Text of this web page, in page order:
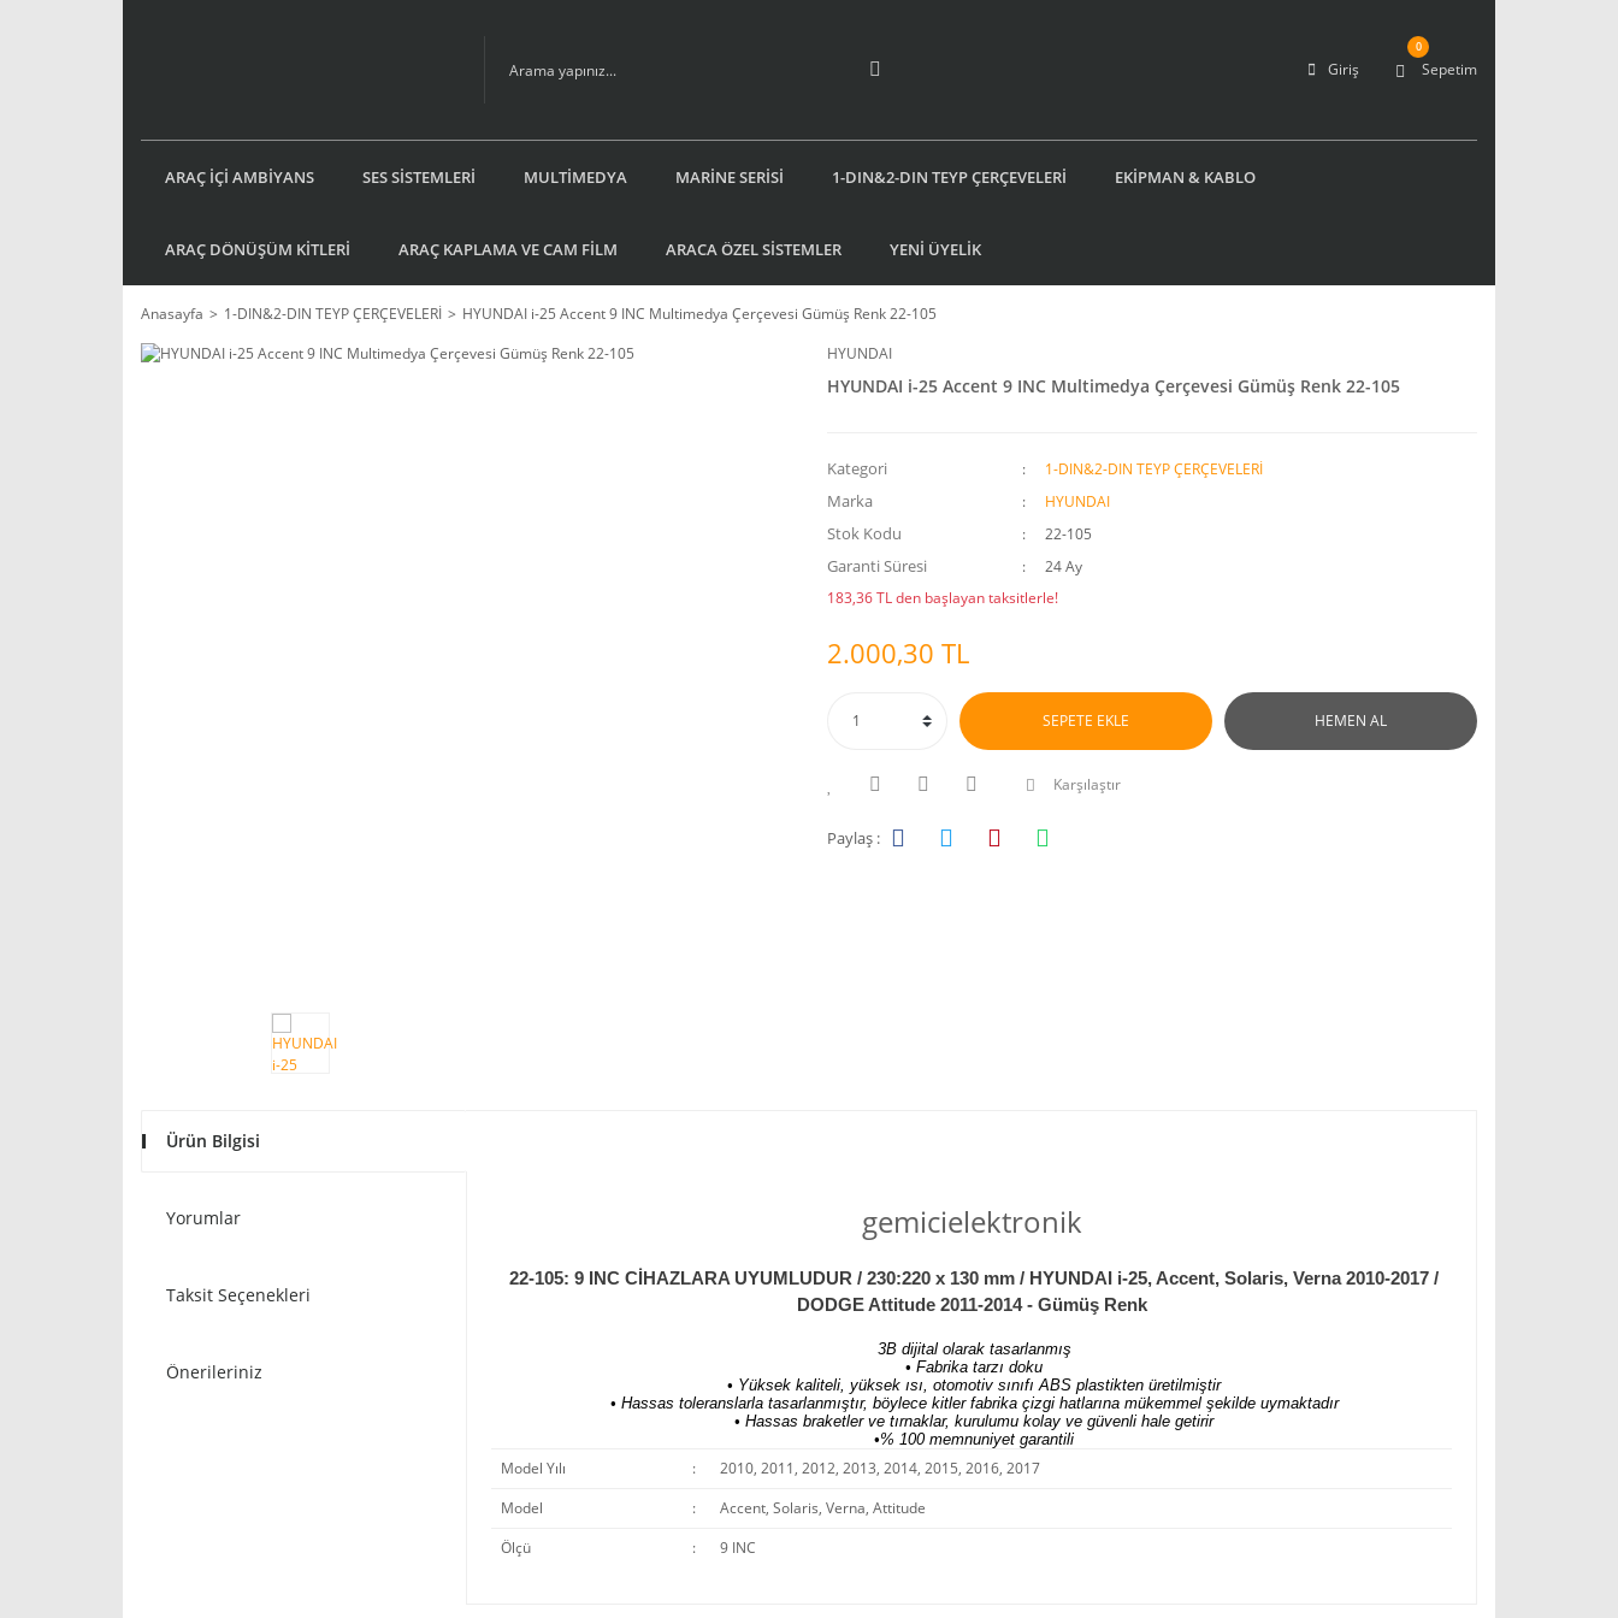
Giriş Sepetim
0
ARAÇ İÇİ AMBİYANS SES SİSTEMLERİ MULTİMEDYA MARİNE SERİSİ 1-DIN&2-DIN TEYP ÇERÇEVELERİ EKİPMAN & KABLO
ARAÇ DÖNÜŞÜM KİTLERİ ARAÇ KAPLAMA VE CAM FİLM ARACA ÖZEL SİSTEMLER YENİ ÜYELİK
Anasayfa 1-DIN&2-DIN TEYP ÇERÇEVELERİ
HYUNDAI i-25 Accent 9 INC Multimedya Çerçevesi Gümüş Renk 22-105
HYUNDAI
HYUNDAI i-25 Accent 9 INC Multimedya Çerçevesi Gümüş Renk 22-105
Kategori 1-DIN&2-DIN TEYP ÇERÇEVELERİ
Marka HYUNDAI
Stok Kodu 22-105
Garanti Süresi
24 Ay
183,36 TL den başlayan taksitlerle!
2.000,30 TL
SEPETE EKLE HEMEN AL
Karşılaştır
Paylaş :
Ürün Bilgisi
Yorumlar
Taksit Seçenekleri
Önerileriniz
gemicielektronik
22-105: 9 INC CİHAZLARA UYUMLUDUR / 230:220 x 130 mm / HYUNDAI i-25, Accent, Solaris, Verna 2010-2017 /
DODGE Attitude 2011-2014 - Gümüş Renk
3B dijital olarak tasarlanmış
• Fabrika tarzı doku
• Yüksek kaliteli, yüksek ısı, otomotiv sınıfı ABS plastikten üretilmiştir
• Hassas toleranslarla tasarlanmıştır, böylece kitler fabrika çizgi hatlarına mükemmel şekilde uymaktadır
• Hassas braketler ve tırnaklar, kurulumu kolay ve güvenli hale getirir
•% 100 memnuniyet garantili
Model Yılı :
2010, 2011, 2012, 2013, 2014, 2015, 2016, 2017
Model
:
Accent, Solaris, Verna, Attitude
Ölçü
: 9 INC